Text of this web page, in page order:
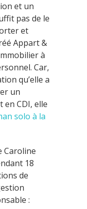
et un
pas de le
et
Appart &
à
Car,
qu’elle a
un
en CDI, elle
solo à la
Caroline
18
de
: